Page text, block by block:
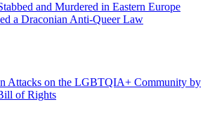
and Murdered in Eastern Europe
a Draconian Anti-Queer Law
Attacks on the LGBTQIA+ Community by
of Rights